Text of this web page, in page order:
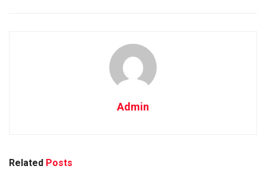
Admin
Related Posts